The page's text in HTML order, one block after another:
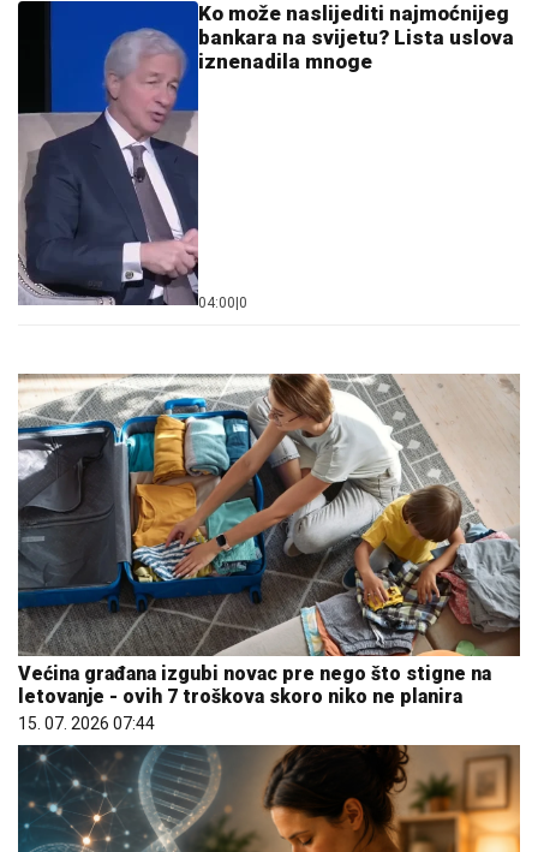
Ko može naslijediti najmoćnijeg
bankara na svijetu? Lista uslova
iznenadila mnoge
04:00 0
Većina građana izgubi novac pre nego što stigne na
letovanje - ovih 7 troškova skoro niko ne planira
15. 07. 2026 07:44